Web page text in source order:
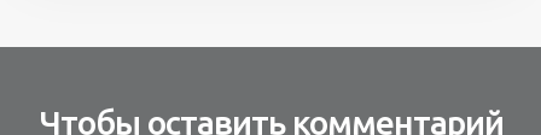
Чтобы оставить комментарий